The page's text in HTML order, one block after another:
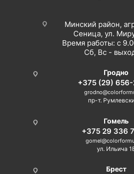
Минский район,
Сеница, ул.
Время работы: с
Сб, Вс -
Гродно
+375 (29)
пр-т.
Гомель
+375 29 336
ул. Ильича
Брест